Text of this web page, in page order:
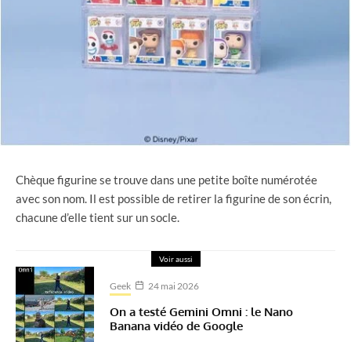
Chèque figurine se trouve dans une petite boîte numérotée
avec son nom. Il est possible de retirer la figurine de son écrin,
chacune d’elle tient sur un socle.
Voir aussi
Geek 24 mai 2026
On a testé Gemini Omni : le Nano
Banana vidéo de Google